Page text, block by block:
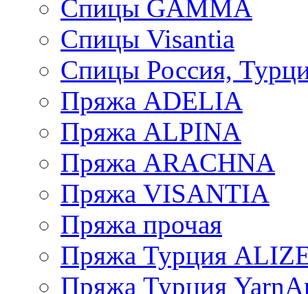
Спицы GAMMA
Спицы Visantia
Спицы Россия,
Пряжа ADELIA
Пряжа ALPINA
Пряжа ARACHNA
Пряжа VISANTIA
Пряжа прочая
Пряжа Турция
Пряжа Турция